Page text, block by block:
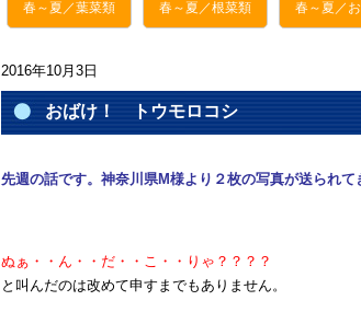
春～夏／葉菜類 春～夏／根菜類 春～夏／
2016年10月3日
おばけ！ トウモロコシ
先週の話です。神奈川県M様より２枚の写真が送られて
ぬぁ・・ん・・だ・・こ・・りゃ？？？？
と叫んだのは改めて申すまでもありません。